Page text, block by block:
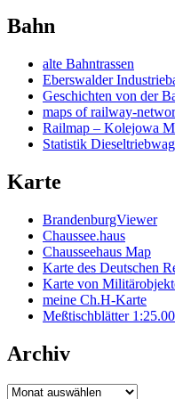
Bahn
alte Bahntrassen
Eberswalder
Geschichten von der
maps of railway-
Railmap – Kolejowa
Statistik
Karte
BrandenburgViewer
Chaussee.haus
Chausseehaus Map
Karte des Deutschen
Karte von
meine Ch.H-Karte
Meßtischblätter
Archiv
Archiv